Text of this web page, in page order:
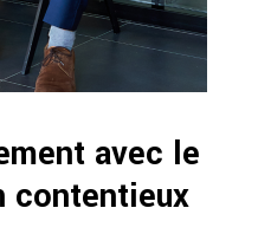
avec le
contentieux